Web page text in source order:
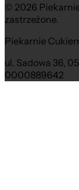
© 2026
zastrzeżone.
Piekarnie
ul. Sadowa 36,
0000889642